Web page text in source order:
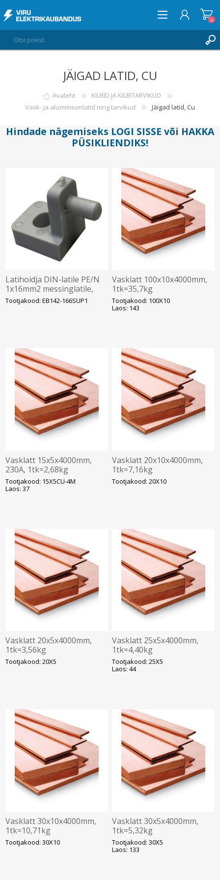
SOOVIKORV 0
0
JÄIGAD LATID, CU
Avaleht
KILBID JA KILBITARVIKUD
Vask- ja alumiiniumlatid ning tarvikud
Jäigad latid, Cu
Hindade nägemiseks LOGI SISSE või HAKKA
PÜSIKLIENDIKS!
Latihoidja DIN-latile PE/N
1x16mm2 messinglatile,
nVent Eriflex
Tootjakood: EB142-166SUP1
Vasklatt 100x10x4000mm,
1tk=35,7kg
Tootjakood: 100X10
Laos: 143
Vasklatt 15x5x4000mm,
230A, 1tk=2,68kg
Tootjakood: 15X5CU-4M
Laos: 37
Vasklatt 20x10x4000mm,
1tk=7,16kg
Tootjakood: 20X10
Vasklatt 20x5x4000mm,
1tk=3,56kg
Tootjakood: 20X5
Vasklatt 25x5x4000mm,
1tk=4,40kg
Tootjakood: 25X5
Laos: 44
Vasklatt 30x10x4000mm,
1tk=10,71kg
Tootjakood: 30X10
Vasklatt 30x5x4000mm,
1tk=5,32kg
Tootjakood: 30X5
Laos: 133